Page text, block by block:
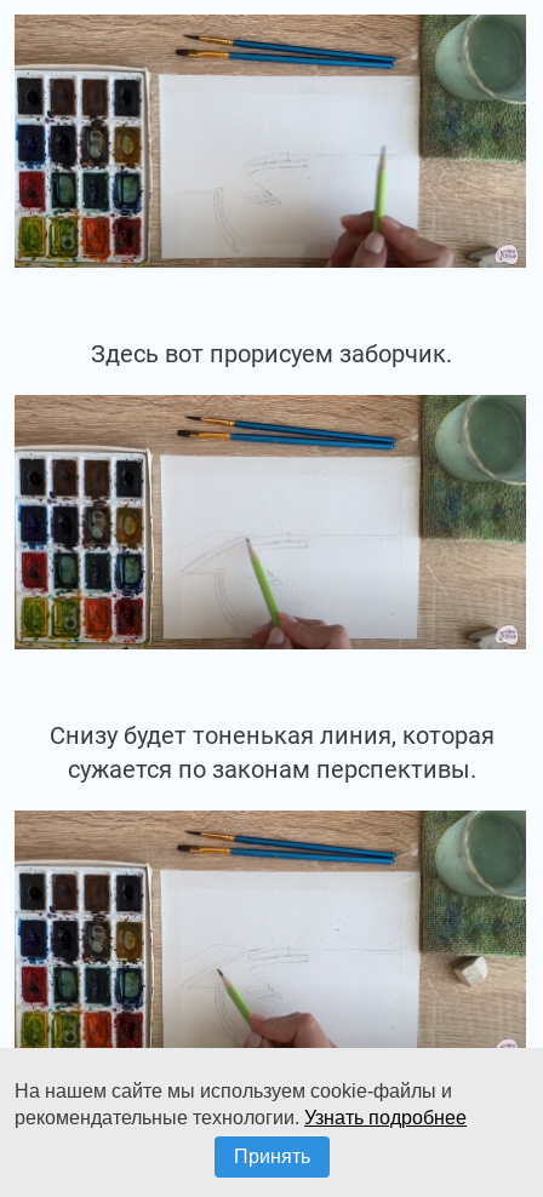
Здесь вот прорисуем заборчик.
Снизу будет тоненькая линия, которая
сужается по законам перспективы.
Сверху еще толщинка идет.
На нашем сайте мы используем cookie-файлы и
рекомендательные технологии. Узнать подробнее
Принять